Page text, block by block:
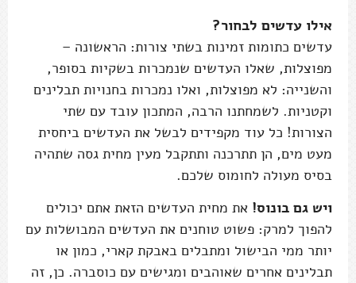
אילו עדשים לבחור?
עדשים כתומות זמינות בשתי צורות: הראשונה –
מפוצלות, שאלו העדשים שנמכרות בשקיות בסופר,
והשנייה: לא מפוצלות, ואלו נמכרות בחנויות תבלינים
וקטניות. לשמחתנו הרבה, המתכון עובד עם שתי
הצורות! כל עוד מקפידים לבשל את העדשים ביחסית
מעט מים, הן תתרכנה ותתקבל מעין מחית גסה שתהיה
בסיס מעולה לחומוס שלכם.
ויש גם בונוס! את מחית העדשים הזאת אתם יכולים
להפוך למרק: פשוט טוחנים את העדשים המבושלות עם
יותר ממי הבישול ומתבלים באבקת קארי, כמון או
תבלינים אחרים שאוהבים ומגישים עם כוסברה. כן, זה